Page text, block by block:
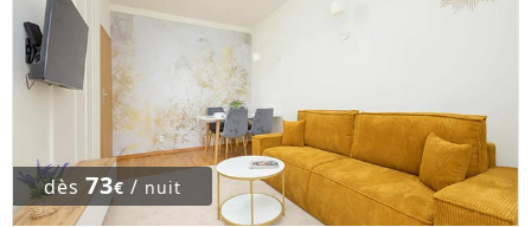
dès 73€/ nuit